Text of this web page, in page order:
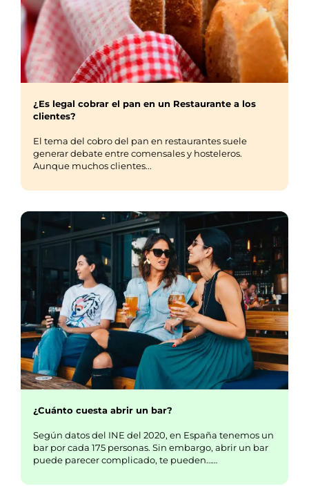
¿Es legal cobrar el pan en un Restaurante a los
clientes?
El tema del cobro del pan en restaurantes suele
generar debate entre comensales y hosteleros.
Aunque muchos clientes...
¿Cuánto cuesta abrir un bar?
Según datos del INE del 2020, en España tenemos un
bar por cada 175 personas. Sin embargo, abrir un bar
puede parecer complicado, te pueden……